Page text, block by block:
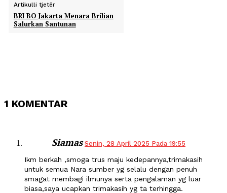
Artikulli tjetër
BRI BO Jakarta Menara Brilian
Salurkan Santunan
1 KOMENTAR
Siamas Senin, 28 April 2025 Pada 19:55
Ikm berkah ,smoga trus maju kedepannya,trimakasih
untuk semua Nara sumber yg selalu dengan penuh
smagat membagi ilmunya serta pengalaman yg luar
biasa,saya ucapkan trimakasih yg ta terhingga.